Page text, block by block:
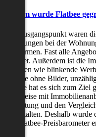
Warum wurde Flatbee
Der Ausgangspunkt waren
Erfahrungen bei der
Plattformen. Fast alle
behaftet. Außerdem ist die
Faktoren wie blinkende
Inserate ohne Bilder,
Flatbee hat es sich zum
und Weise mit
Bewertung und den
zu gestalten. Deshalb
und Flatbee-Preisbarometer